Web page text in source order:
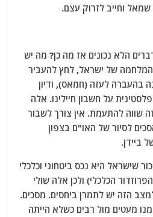
וחייב לזרוק עצם.
הלא נכונים אז מה כן? מה יש
של ישראל, לחץ להעביר
לעזה (חמאס), ודיון
על חשבון חיילינו. אלה
שווה להתעמת. אין צורך לשבור
לסיור של האו"ם בצפון
ביידן.
שישראל היא נכס ביטחוני וכלכלי
הכלכלי) ולכן אלה שולי
הזה יש לתמרן ביחסים. מסכים.
ב48, 67 ו73 נלחמנו מעטים מול רבים כשלא הייתה